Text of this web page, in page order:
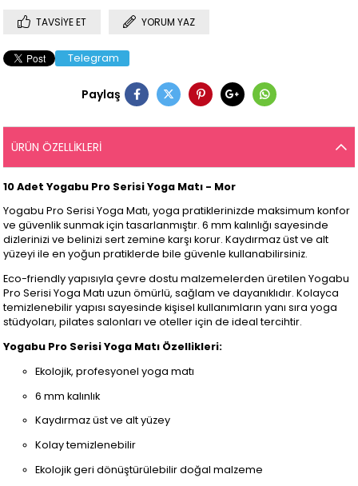
TAVSIYE ET YORUM YAZ
Telegram
Paylaş
ÜRÜN ÖZELLIKLERI
10 Adet Yogabu Pro Serisi Yoga Matı - Mor
Yogabu Pro Serisi Yoga Matı, yoga pratiklerinizde maksimum konfor
ve güvenlik sunmak için tasarlanmıştır. 6 mm kalınlığı sayesinde
dizlerinizi ve belinizi sert zemine karşı korur. Kaydırmaz üst ve alt
yüzeyi ile en yoğun pratiklerde bile güvenle kullanabilirsiniz.
Eco-friendly yapısıyla çevre dostu malzemelerden üretilen Yogabu
Pro Serisi Yoga Matı uzun ömürlü, sağlam ve dayanıklıdır. Kolayca
temizlenebilir yapısı sayesinde kişisel kullanımların yanı sıra yoga
stüdyoları, pilates salonları ve oteller için de ideal tercihtir.
Yogabu Pro Serisi Yoga Matı Özellikleri:
Ekolojik, profesyonel yoga matı
6 mm kalınlık
Kaydırmaz üst ve alt yüzey
Kolay temizlenebilir
Ekolojik geri dönüştürülebilir doğal malzeme